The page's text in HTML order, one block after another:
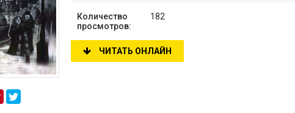
Количество
просмотров:
182
ЧИТАТЬ ОНЛАЙН